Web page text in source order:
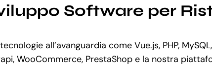
Software per
all’avanguardia come Vue.js, PHP,
WooCommerce, PrestaShop e la nostra